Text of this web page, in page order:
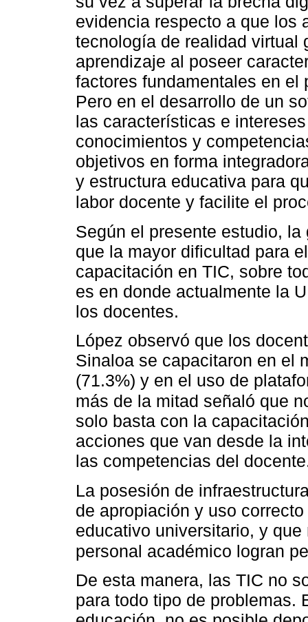
evidencia respecto a que los
tecnología de realidad virtual
aprendizaje al poseer
factores fundamentales en el
Pero en el desarrollo de un
las características e
conocimientos y
objetivos en forma
y estructura educativa para
labor docente y facilite el
Según el presente estudio,
que la mayor dificultad para
capacitación en TIC, sobre
es en donde actualmente la
los docentes.
López observó que los
Sinaloa se capacitaron en el
(71.3%) y en el uso de
más de la mitad señaló que
solo basta con la
acciones que van desde la
las competencias del
La posesión de
de apropiación y uso
educativo universitario, y
personal académico logran
De esta manera, las TIC no
para todo tipo de problemas.